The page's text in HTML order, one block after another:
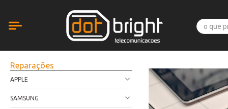
Reparações
APPLE
SAMSUNG